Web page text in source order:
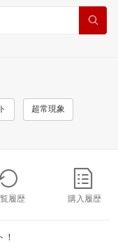
超常現象
履歴 購入履歴